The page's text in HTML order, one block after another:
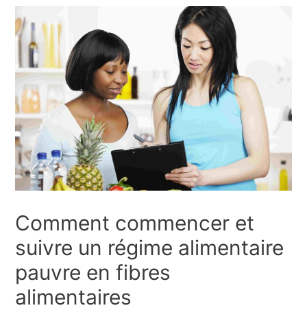
Comment commencer et
suivre un régime alimentaire
pauvre en fibres
alimentaires